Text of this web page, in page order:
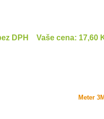
DPH Vaše cena: 17,60
Meter 3M